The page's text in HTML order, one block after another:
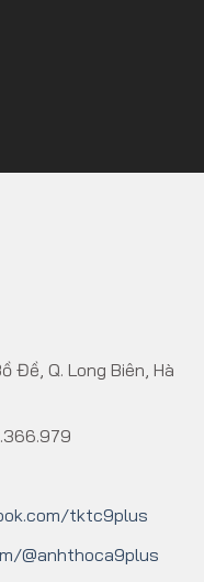
Đề, Q. Long Biên, Hà
tktc9plus
@anhthoca9plus